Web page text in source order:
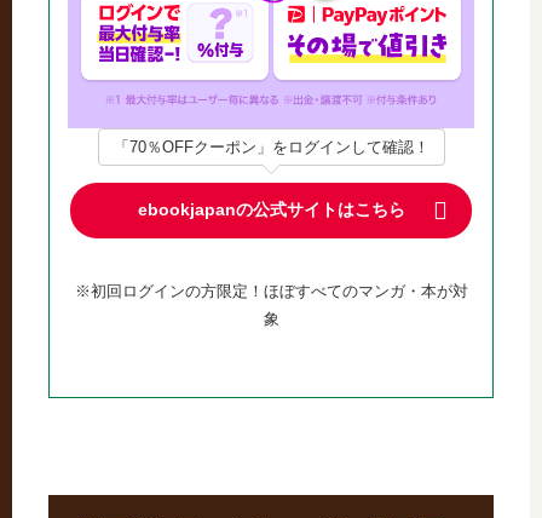
「70％OFFクーポン」をログインして確認！
ebookjapanの公式サイトはこちら
※初回ログインの方限定！ほぼすべてのマンガ・本が対
象